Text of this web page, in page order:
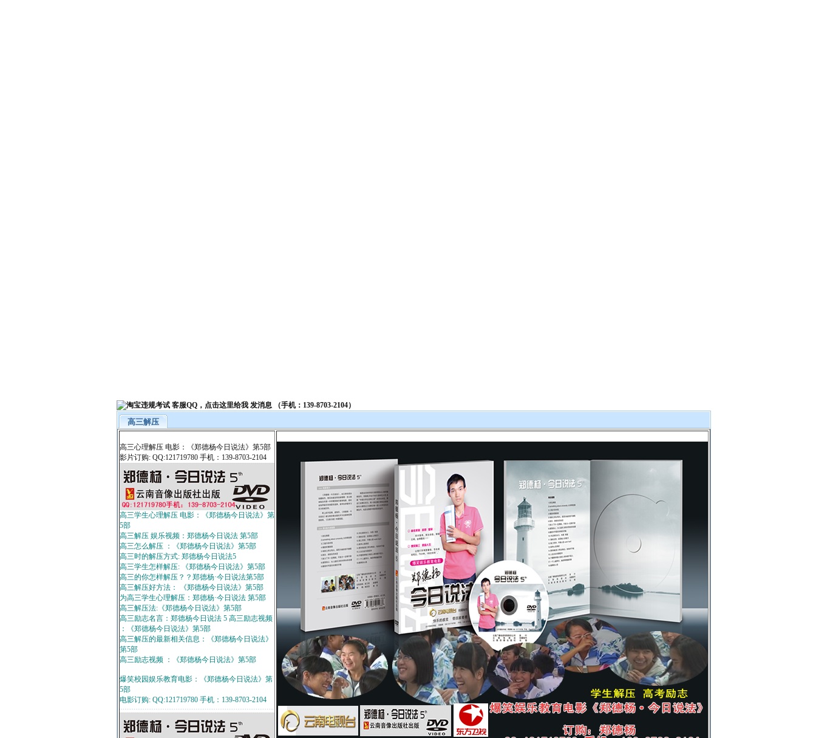
高三解压
高三心理解压 电影：《郑德杨今日说法》第5部
影片订购: QQ:121719780 手机：139-8703-2104
高三学生心理解压 电影：《郑德杨今日说法》第
5部
高三解压 娱乐视频：郑德杨今日说法 第5部
高三怎么解压 ：《郑德杨今日说法》第5部
高三时的解压方式: 郑德杨今日说法5
高三学生怎样解压: 《郑德杨今日说法》第5部
高三的你怎样解压？？郑德杨·今日说法第5部
高三解压好方法： 《郑德杨今日说法》第5部
为高三学生心理解压：郑德杨·今日说法 第5部
高三解压法:《郑德杨今日说法》第5部
高三励志名言：郑德杨今日说法 5 高三励志视频
：《郑德杨今日说法》第5部
高三解压的最新相关信息：《郑德杨今日说法》
第5部
高三励志视频 ：《郑德杨今日说法》第5部
爆笑校园娱乐教育电影：《郑德杨今日说法》第
5部
电影订购: QQ:121719780 手机：139-8703-2104